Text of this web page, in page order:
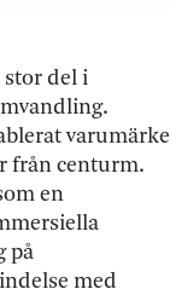
del i
varumärke
från centurm.
en
på
med